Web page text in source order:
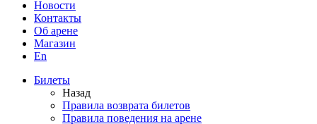
Новости
Контакты
Об арене
Магазин
En
Билеты
Назад
Правила возврата билетов
Правила поведения на арене